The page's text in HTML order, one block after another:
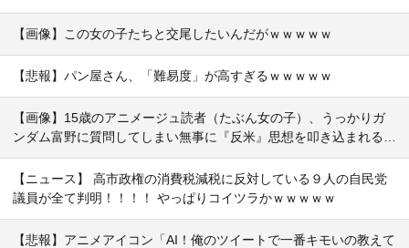
【画像】この女の子たちと交尾したいんだがｗｗｗｗｗ
【悲報】パン屋さん、「難易度」が高すぎるｗｗｗｗｗ
【画像】15歳のアニメージュ読者（たぶん女の子）、うっかりガ
ンダム富野に質問してしまい無事に『反米』思想を叩き込まれる…
【ニュース】 高市政権の消費税減税に反対している９人の自民党
議員が全て判明！！！！ やっぱりコイツラかｗｗｗｗｗ
【悲報】アニメアイコン「AI！俺のツイートで一番キモいの教えて